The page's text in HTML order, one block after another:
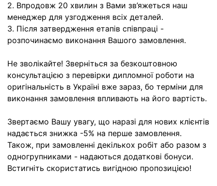
2. Впродовж 20 хвилин з Вами зв’яжеться наш
менеджер для узгодження всіх деталей.
3. Після затвердження етапів співпраці -
розпочинаємо виконання Вашого замовлення.
Не зволікайте! Зверніться за безкоштовною
консультацією з перевірки дипломної роботи на
оригінальність в Україні вже зараз, бо терміни для
виконання замовлення впливають на його вартість.
Звертаємо Вашу увагу, що наразі для нових клієнтів
надається знижка -5% на перше замовлення.
Також, при замовленні декількох робіт або разом з
одногрупниками - надаються додаткові бонуси.
Встигніть скористатись вигідною пропозицією!